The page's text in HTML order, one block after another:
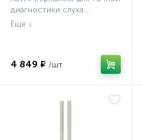
диагностики слуха...
4 849 ₽